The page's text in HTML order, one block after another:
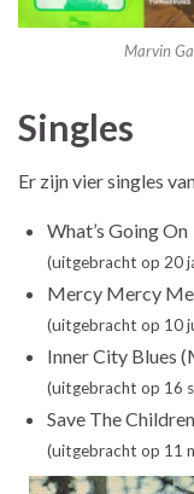
Marvin
Singles
Er zijn vier singles
What’s Going On
(uitgebracht op 20
Mercy Mercy
(uitgebracht op 10
Inner City Blues
(uitgebracht op 16
Save The Children
(uitgebracht op 11